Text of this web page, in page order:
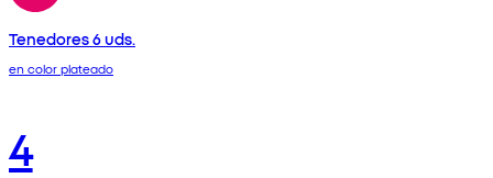
Tenedores 6 uds.
en color plateado
4